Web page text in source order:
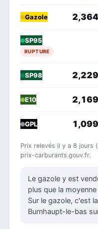
Gazole
SP95
RUPTURE
SP98
E10
GPL
Prix relevés il y a 8 jours
prix-carburants.gouv.fr.
Le gazole y est
plus que la
Sur le gazole, c'est
Burnhaupt-le-bas